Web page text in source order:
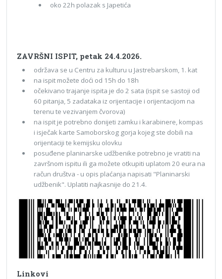
oko 22h polazak s Japetića
ZAVRŠNI ISPIT, petak 24.4.2026.
održava se u Centru za kulturu u Jastrebarskom, 1. kat
na ispit možete doći od 15h do 18h
očekivano trajanje ispita je do 2 sata (ispit se sastoji od
60 pitanja, 5 zadataka iz orijentacije i orijentacijom na
terenu te vezivanjem čvorova)
na ispit je potrebno donijeti zamku i karabinere, kompas
i isječak karte Samoborskog gorja kojeg ste dobili na
orijentaciji te kemijsku olovku
posuđene planinarske udžbenike potrebno je vratiti na
završnom ispitu ili ga možete otkupiti uplatom 20 eura na
račun društva - u opis plaćanja napisati "Planinarski
udžbenik". Uplatiti najkasnije do 21.4.
Linkovi